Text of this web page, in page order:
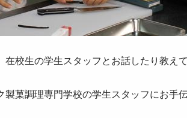
在校生の学生スタッフとお話したり教え
製菓調理専門学校の学生スタッフにお手